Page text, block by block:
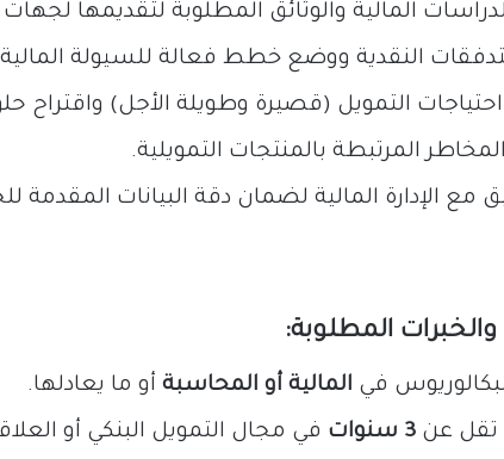
المالية والوثائق المطلوبة لتقديمها
النقدية ووضع خطط فعالة للسيولة
التمويل (قصيرة وطويلة الأجل) واقتراح
المرتبطة بالمنتجات التمويلية.
مع الإدارة المالية لضمان دقة البيانات المقدمة
المطلوبة:
في المالية أو المحاسبة أو ما يعادلها.
تقل عن 3 سنوات في مجال التمويل البنكي أو